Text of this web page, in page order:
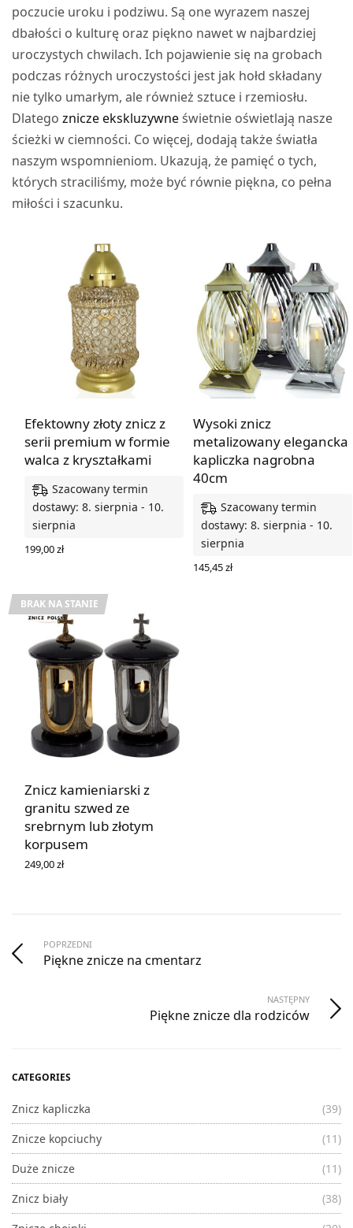
poczucie uroku i podziwu. Są one wyrazem naszej
dbałości o kulturę oraz piękno nawet w najbardziej
uroczystych chwilach. Ich pojawienie się na grobach
podczas różnych uroczystości jest jak hołd składany
nie tylko umarłym, ale również sztuce i rzemiosłu.
Dlategoznicze ekskluzywneświetnie oświetlają nasze
ścieżki w ciemności. Co więcej, dodają także światła
naszym wspomnieniom. Ukazują, że pamięć o tych,
których straciliśmy, może być równie piękna, co pełna
miłości i szacunku.
Efektowny złoty znicz z
serii premium w formie
walca z kryształkami
Szacowany termin
dostawy: 8. sierpnia - 10.
sierpnia
199,00zł
Wysoki znicz
metalizowany elegancka
kapliczka nagrobna
40cm
Szacowany termin
dostawy: 8. sierpnia - 10.
sierpnia
145,45zł
BRAK NA STANIE
Znicz kamieniarski z
granitu szwed ze
srebrnym lub złotym
korpusem
249,00zł
POPRZEDNI
Piękne znicze na cmentarz
NASTĘPNY
Piękne znicze dla rodziców
CATEGORIES
Znicz kapliczka
(39)
Znicze kopciuchy
(11)
Duże znicze
(11)
Znicz biały
(38)